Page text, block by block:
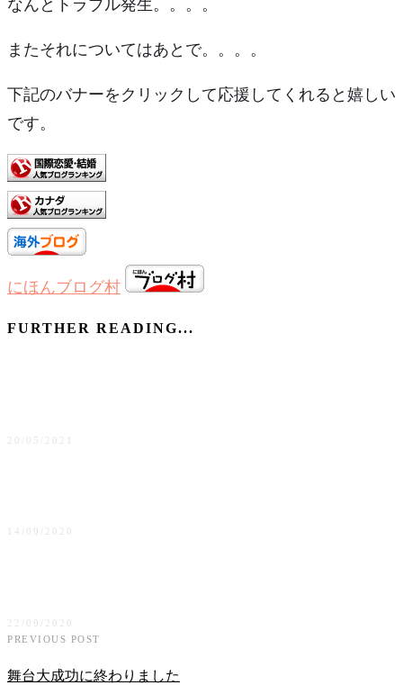
なんとトラブル発生。。。。
またそれについてはあとで。。。。
下記のバナーをクリックして応援してくれると嬉しい
です。
にほんブログ村
FURTHER READING...
20/05/2021
14/09/2020
22/09/2020
PREVIOUS POST
舞台大成功に終わりました